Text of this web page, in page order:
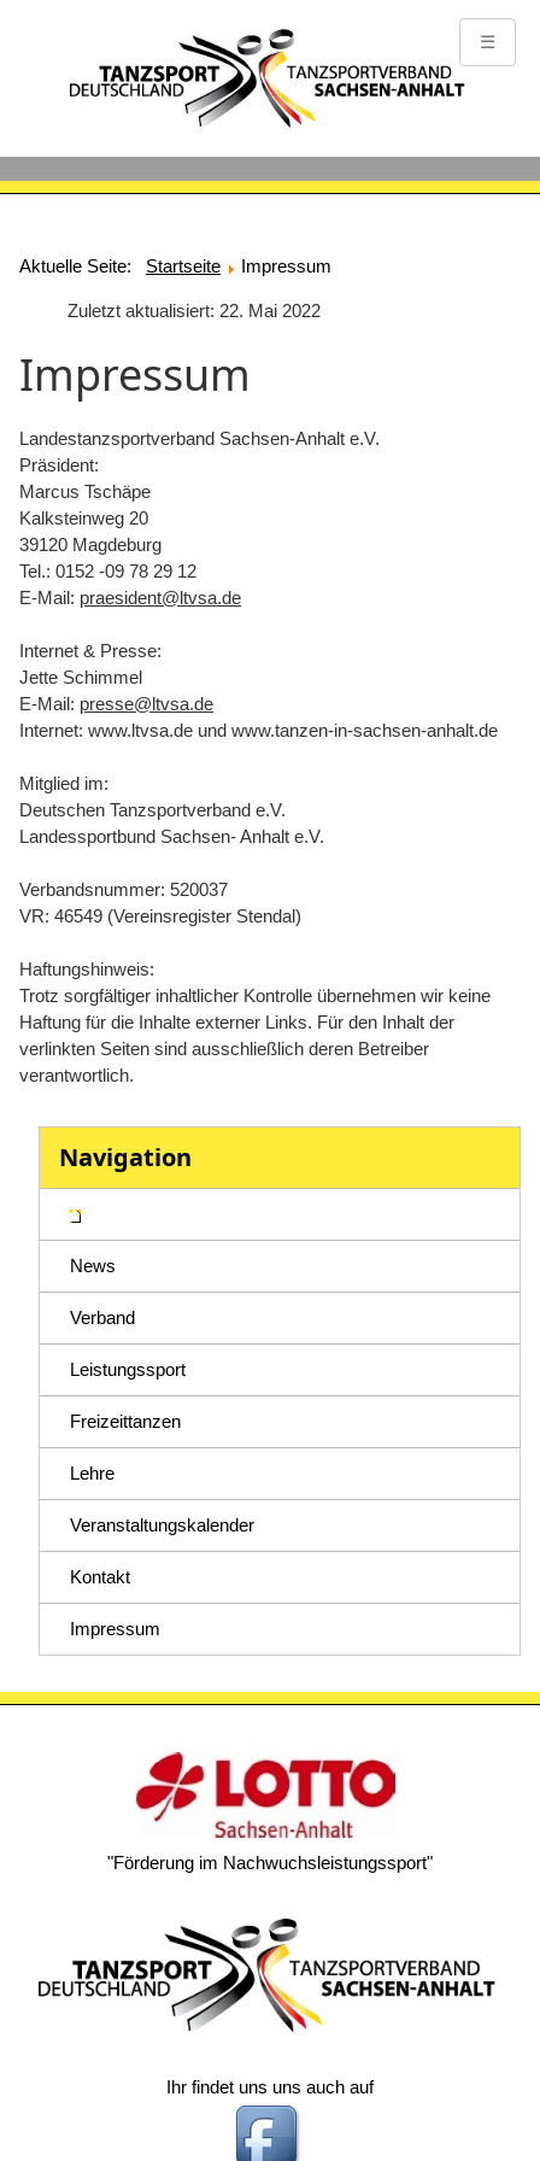
☰
Aktuelle Seite: Startseite Impressum
Zuletzt aktualisiert: 22. Mai 2022
Impressum
Landestanzsportverband Sachsen-Anhalt e.V.
Präsident:
Marcus Tschäpe
Kalksteinweg 20
39120 Magdeburg
Tel.: 0152 -09 78 29 12
E-Mail: praesident@ltvsa.de
Internet & Presse:
Jette Schimmel
E-Mail: presse@ltvsa.de
Internet: www.ltvsa.de und www.tanzen-in-sachsen-anhalt.de
Mitglied im:
Deutschen Tanzsportverband e.V.
Landessportbund Sachsen- Anhalt e.V.
Verbandsnummer: 520037
VR: 46549 (Vereinsregister Stendal)
Haftungshinweis:
Trotz sorgfältiger inhaltlicher Kontrolle übernehmen wir keine
Haftung für die Inhalte externer Links. Für den Inhalt der
verlinkten Seiten sind ausschließlich deren Betreiber
verantwortlich.
Navigation
News
Verband
Leistungssport
Freizeittanzen
Lehre
Veranstaltungskalender
Kontakt
Impressum
"Förderung im Nachwuchsleistungssport"
Ihr findet uns uns auch auf